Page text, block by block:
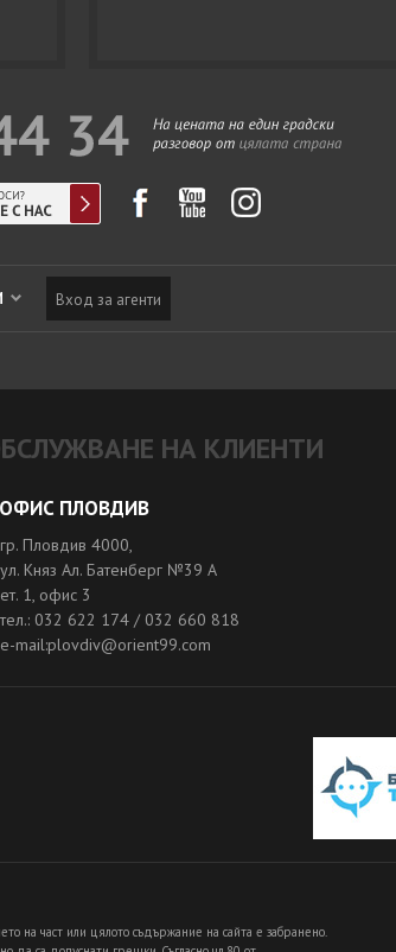
Вход за агенти
НА КЛИЕНТИ
ОФИС ПЛОВДИВ
гр. Пловдив 4000,
ул. Княз Ал. Батенберг №39 A
ет. 1, офис 3
тел.: 032 622 174 / 032 660 818
e-mail:plovdiv@orient99.com
на част или цялото съдържание на сайта е забранено.